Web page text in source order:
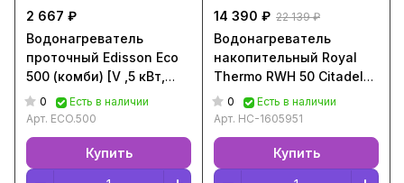
2 667 ₽
Водонагреватель
проточный Edisson Eco
500 (комби) [V ,5 кВт,
Белый, ECO.500]
0
Есть в наличии
Арт. ECO.500
Купить
14 390 ₽ 22 139 ₽
Водонагреватель
накопительный Royal
Thermo RWH 50 Citadel
Unic [50 л, V/H ,2 кВт,
Белый, НС-1605951]
0
Есть в наличии
Арт. НС-1605951
Купить